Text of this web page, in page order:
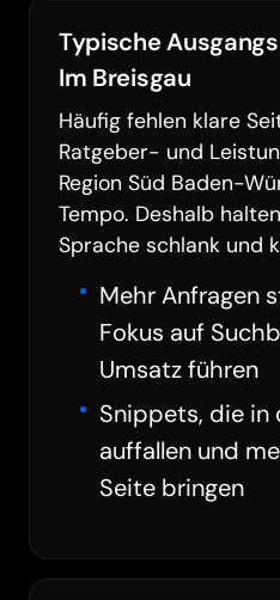
Typische
Im Breisgau
Häufig fehlen klare
Ratgeber- und
Region Süd Baden-
Tempo. Deshalb
Sprache schlank und
Mehr Anfragen
Fokus auf
Umsatz führen
Snippets, die in
auffallen und
Seite bringen